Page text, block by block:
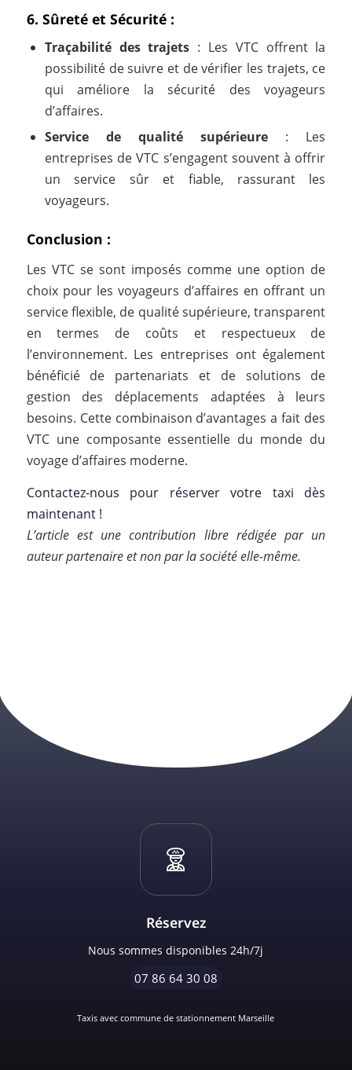
6. Sûreté et Sécurité :
Traçabilité des trajets : Les VTC offrent la
possibilité de suivre et de vérifier les trajets, ce
qui améliore la sécurité des voyageurs
d’affaires.
Service de qualité supérieure : Les
entreprises de VTC s’engagent souvent à offrir
un service sûr et fiable, rassurant les
voyageurs.
Conclusion :
Les VTC se sont imposés comme une option de
choix pour les voyageurs d’affaires en offrant un
service flexible, de qualité supérieure, transparent
en termes de coûts et respectueux de
l’environnement. Les entreprises ont également
bénéficié de partenariats et de solutions de
gestion des déplacements adaptées à leurs
besoins. Cette combinaison d’avantages a fait des
VTC une composante essentielle du monde du
voyage d’affaires moderne.
Contactez-nous pour réserver votre taxi dès
maintenant !
L’article est une contribution libre rédigée par un
auteur partenaire et non par la société elle-même.
Réservez
Nous sommes disponibles 24h/7j
07 86 64 30 08
Taxis avec commune de stationnement Marseille